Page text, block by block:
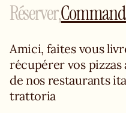
Amici, faites vous
récupérer vos
de nos restaurants
trattoria
Réserver,